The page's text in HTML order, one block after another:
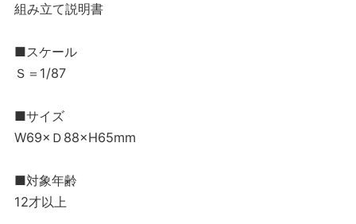
組み立て説明書
■スケール
Ｓ＝1/87
■サイズ
W69×Ｄ88×H65mm
■対象年齢
12才以上